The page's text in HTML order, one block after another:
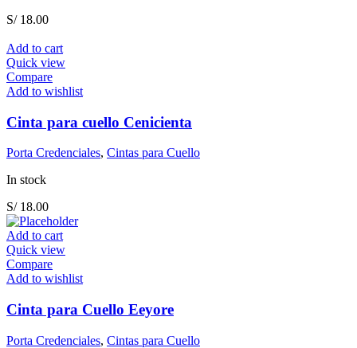
S/18.00
Add to cart
Quick view
Compare
Add to wishlist
Cinta para cuello Cenicienta
Porta Credenciales, Cintas para Cuello
In stock
S/18.00
Add to cart
Quick view
Compare
Add to wishlist
Cinta para Cuello Eeyore
Porta Credenciales, Cintas para Cuello